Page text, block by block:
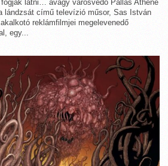
látni… avagy városvédő Pallas Athéné
lándzsát című televízió műsor, Sas István
reklámfilmjei megelevenedő
egy...